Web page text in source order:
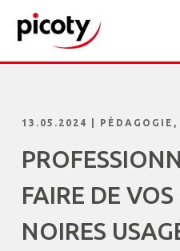
13.05.2024 PÉDAGOGIE ,
FAIRE DE
NOIRES